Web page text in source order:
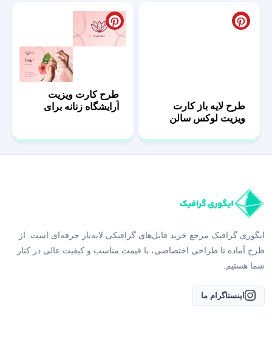
ویزیت لوکس سالن
زیبایی بانوان
طرح کارت ویزیت
آرایشگاه زنانه برای
طرح آماده تا طراحی اختصاصی، با قیمت مناسب و کیفیت عالی در کنار
شما هستیم.
اینستاگرام ما